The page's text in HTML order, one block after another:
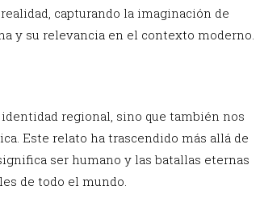
capturando la imaginación de
y su relevancia en el contexto moderno.
regional, sino que también nos
Este relato ha trascendido más allá de
ser humano y las batallas eternas
de todo el mundo.